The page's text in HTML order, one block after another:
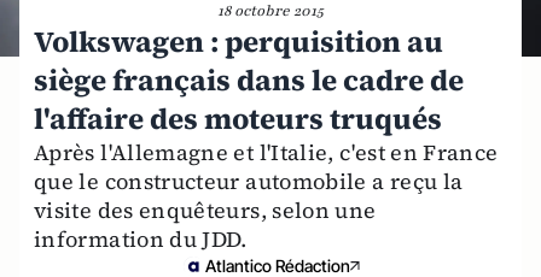
18 octobre 2015
Volkswagen : perquisition au
siège français dans le cadre de
l'affaire des moteurs truqués
Après l'Allemagne et l'Italie, c'est en France
que le constructeur automobile a reçu la
visite des enquêteurs, selon une
information du JDD.
Atlantico Rédaction